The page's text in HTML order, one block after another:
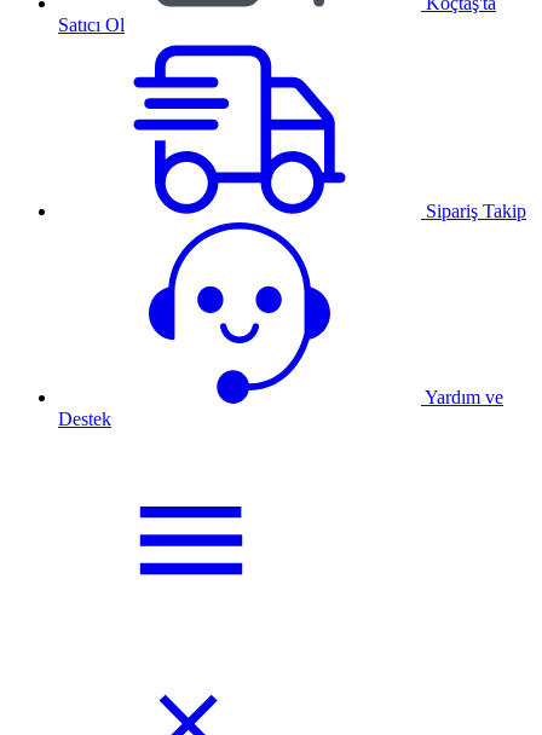
Satıcı Ol
Sipariş Takip
Yardım ve
Destek